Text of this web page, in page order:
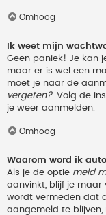
Omhoog
Ik weet mijn
Geen paniek! Je kan
maar er is wel een
moet je naar de
vergeten?. Volg de
je weer aanmelden.
Omhoog
Waarom word ik
Als je de optie meld
aanvinkt, blijf je maar
wordt vermeden dat
aangemeld te